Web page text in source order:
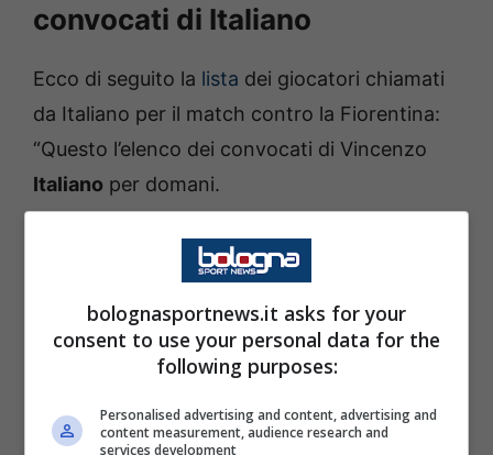
convocati di Italiano
Ecco di seguito la lista dei giocatori chiamati
da Italiano per il match contro la Fiorentina:
“Questo l’elenco dei convocati di Vincenzo
Italiano per domani.
Portieri: Pessina, Ravaglia, Skorupski.
Difensori: Casale, De Silvestri, Heggem,
Holm, Lykogiannis, Miranda, Vitik, Zortea.
Centrocampisti: Fabbian, Ferguson, Freuler,
Moro, Pobega, Sulemana.
bolognasportnews.it asks for your
consent to use your personal data for the
following purposes:
Personalised advertising and content, advertising and
content measurement, audience research and
services development